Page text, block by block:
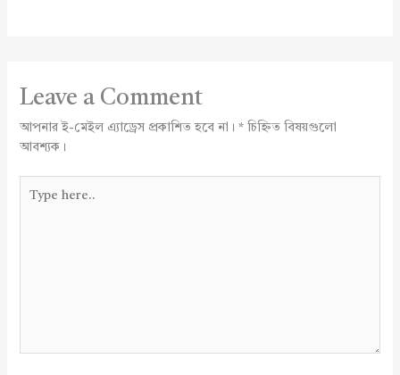
Leave a Comment
আপনার ই-মেইল এ্যাড্রেস প্রকাশিত হবে না। *চিহ্নিত বিষয়গুলো
আবশ্যক।
here..